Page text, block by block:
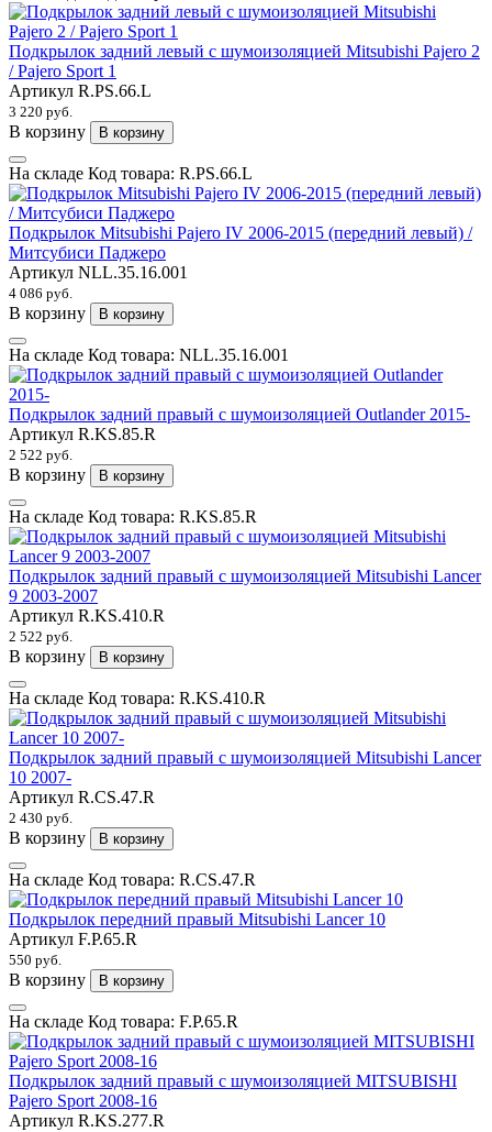
Подкрылок задний левый с шумоизоляцией Mitsubishi Pajero 2
/ Pajero Sport 1
Артикул R.PS.66.L
3 220 руб.
В корзину В корзину
На складе Код товара: R.PS.66.L
Подкрылок Mitsubishi Pajero IV 2006-2015 (передний левый) /
Митсубиси Паджеро
Артикул NLL.35.16.001
4 086 руб.
В корзину В корзину
На складе Код товара: NLL.35.16.001
Подкрылок задний правый с шумоизоляцией Outlander 2015-
Артикул R.KS.85.R
2 522 руб.
В корзину В корзину
На складе Код товара: R.KS.85.R
Подкрылок задний правый с шумоизоляцией Mitsubishi Lancer
9 2003-2007
Артикул R.KS.410.R
2 522 руб.
В корзину В корзину
На складе Код товара: R.KS.410.R
Подкрылок задний правый с шумоизоляцией Mitsubishi Lancer
10 2007-
Артикул R.CS.47.R
2 430 руб.
В корзину В корзину
На складе Код товара: R.CS.47.R
Подкрылок передний правый Mitsubishi Lancer 10
Артикул F.P.65.R
550 руб.
В корзину В корзину
На складе Код товара: F.P.65.R
Подкрылок задний правый с шумоизоляцией MITSUBISHI
Pajero Sport 2008-16
Артикул R.KS.277.R